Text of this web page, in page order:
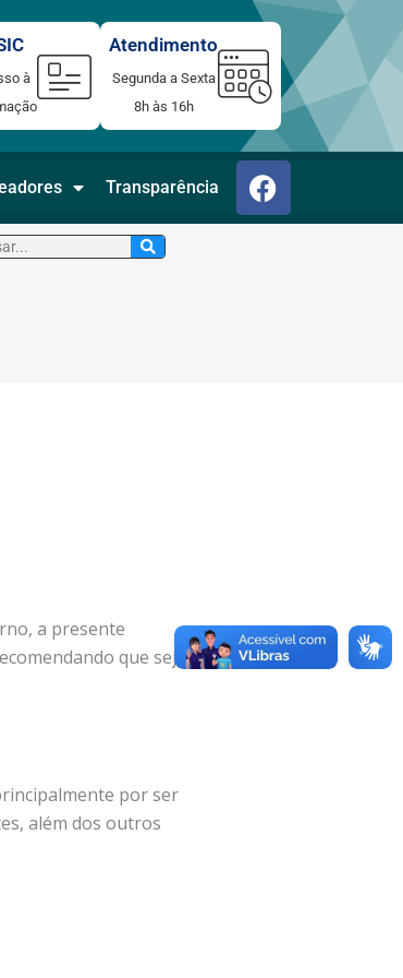
Atendimento
Segunda a Sexta
8h às 16h
à
Transparência F
a
c
a presente
que seja
por ser
além dos outros